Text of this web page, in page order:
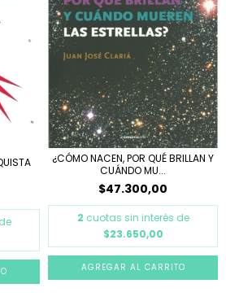
¿CÓMO NACEN, POR QUÉ BRILLAN Y
CUÁNDO MU...
$47.300,00
2 cuotas sin interés de
$23.650,00